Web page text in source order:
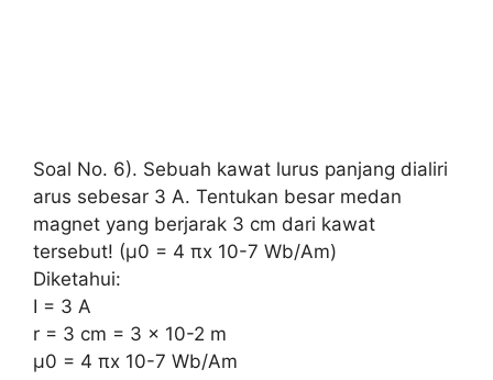
Soal No. 6). Sebuah kawat lurus panjang dialiri
arus sebesar 3 A. Tentukan besar medan
magnet yang berjarak 3 cm dari kawat
tersebut! (μ0 = 4 πx 10-7 Wb/Am)
Diketahui:
I = 3 A
r = 3 cm = 3 x 10-2 m
μ0 = 4 πx 10-7 Wb/Am